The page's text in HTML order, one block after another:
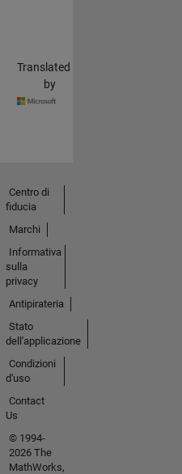
Translated
by
Centro di
fiducia
Marchi
Informativa
sulla
privacy
Antipirateria
Stato
dell'applicazione
Condizioni
d'uso
Contact
Us
© 1994-
2026 The
MathWorks,